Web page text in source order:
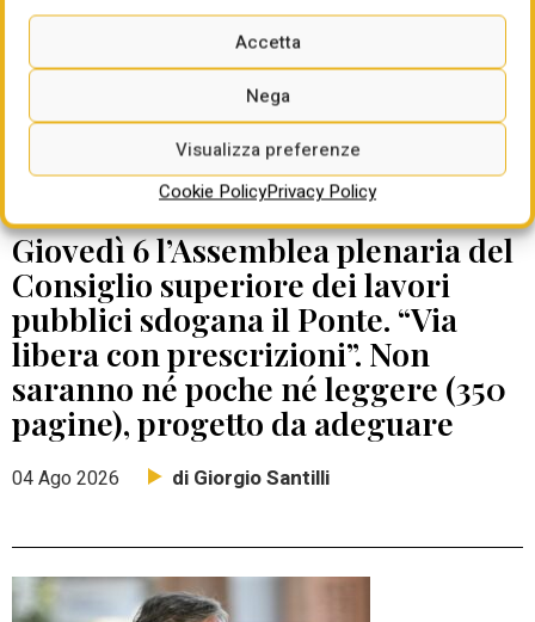
Accetta
Nega
Visualizza preferenze
Cookie PolicyPrivacy Policy
DATE DA RICORDARE
Giovedì 6 l’Assemblea plenaria del
Consiglio superiore dei lavori
pubblici sdogana il Ponte. “Via
libera con prescrizioni”. Non
saranno né poche né leggere (350
pagine), progetto da adeguare
04 Ago 2026 di Giorgio Santilli